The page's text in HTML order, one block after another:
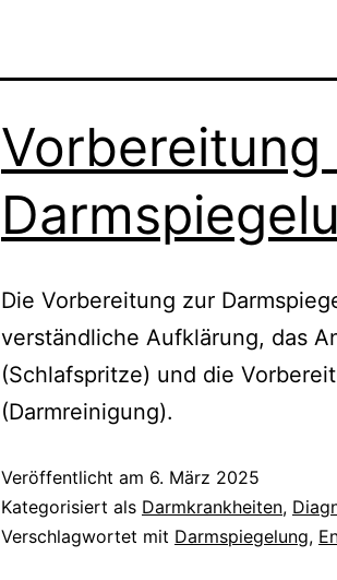
Vorbereitung
Die Vorbereitung zur
verständliche Aufklärung, das
(Schlafspritze) und die
(Darmreinigung).
Veröffentlicht am 6. März 2025
Kategorisiert als Darmkrankheiten,
Verschlagwortet mit Darmspiegelung,